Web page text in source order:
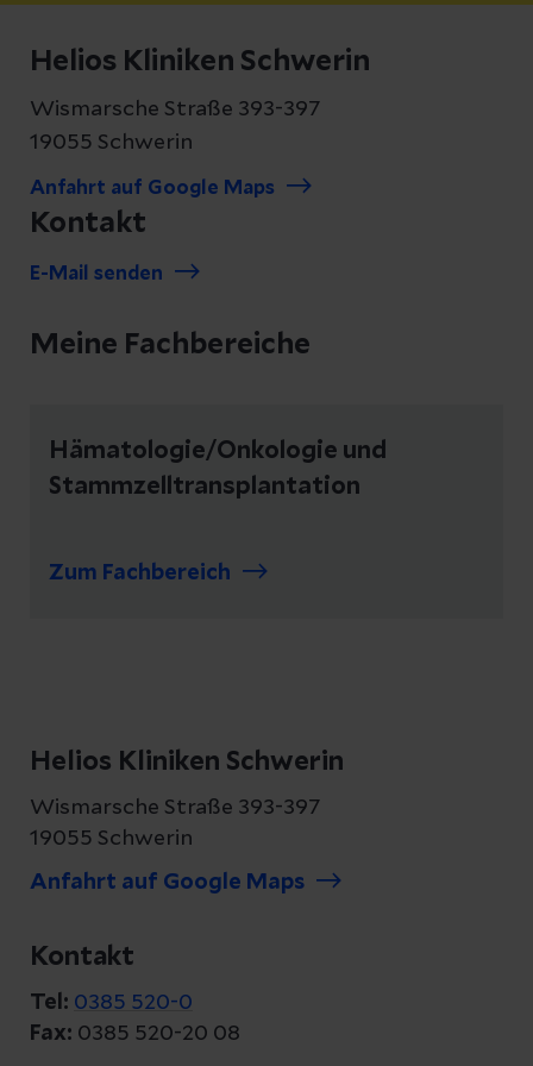
Helios Kliniken Schwerin
Wismarsche Straße 393-397
19055 Schwerin
Anfahrt auf Google Maps
Kontakt
E-Mail senden
Meine Fachbereiche
Hämatologie/Onkologie und
Stammzelltransplantation
Zum Fachbereich
Helios Kliniken Schwerin
Wismarsche Straße 393-397
19055 Schwerin
Anfahrt auf Google Maps
Kontakt
Tel: 0385 520-0
Fax: 0385 520-20 08